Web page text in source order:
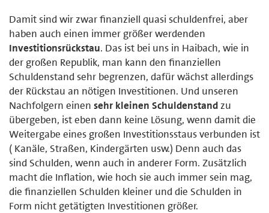
Damit sind wir zwar finanziell quasi schuldenfrei, aber
haben auch einen immer größer werdenden
Investitionsrückstau. Das ist bei uns in Haibach, wie in
der großen Republik, man kann den finanziellen
Schuldenstand sehr begrenzen, dafür wächst allerdings
der Rückstau an nötigen Investitionen. Und unseren
Nachfolgern einen sehr kleinen Schuldenstandzu
übergeben, ist eben dann keine Lösung, wenn damit die
Weitergabe eines großen Investitionsstaus verbunden ist
( Kanäle, Straßen, Kindergärten usw.) Denn auch das
sind Schulden, wenn auch in anderer Form. Zusätzlich
macht die Inflation, wie hoch sie auch immer sein mag,
die finanziellen Schulden kleiner und die Schulden in
Form nicht getätigten Investitionen größer.